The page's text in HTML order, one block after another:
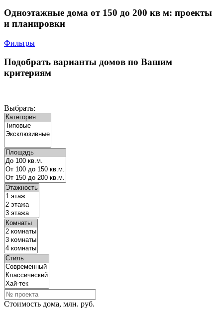
Одноэтажные дома от 150 до 200 кв м: проекты
и планировки
Фильтры
Подобрать варианты домов по Вашим
критериям
Выбрать:
Стоимость дома, млн. руб.